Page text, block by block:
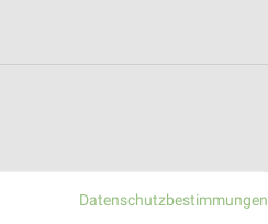
Datenschutzbestimmungen